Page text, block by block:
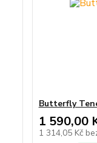
Butterfly
1 590,00
1 314,05 Kč